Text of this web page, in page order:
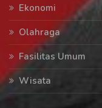
Ekonomi
Olahraga
Fasilitas Umum
Wisata